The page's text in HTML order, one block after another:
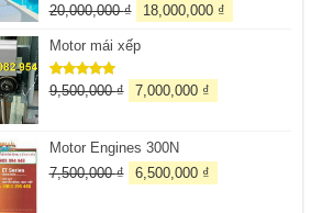
Được xếp
5 sao
20,000,000₫ 18,000,000 ₫
Motor mái xếp
Được xếp
9,500,000₫ 7,000,000 ₫
Motor Engines 300N
7,500,000₫ 6,500,000 ₫